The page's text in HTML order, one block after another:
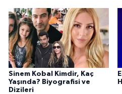
Sinem Kobal Kimdir, Kaç
Yaşında? Biyografisi ve
Dizileri